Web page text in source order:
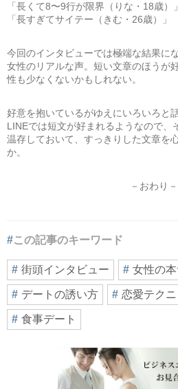
「長くて8〜9行が限界（りな・18歳）」
「長すぎてサイテー（きむ・26歳）」
今回のインタビューでは極端な結果に
女性のリアルな声。短い文章のほうが
性も少なくないかもしれない。
好意を抱いているがゆえにいろいろと
LINEでは短文が好まれるようなので、
温存しておいて、すっきりした文章を
か。
－おわり－
この記事のキーワード
街頭インタビュー 女性の
デートの誘い方 恋愛テクニ
食事デート